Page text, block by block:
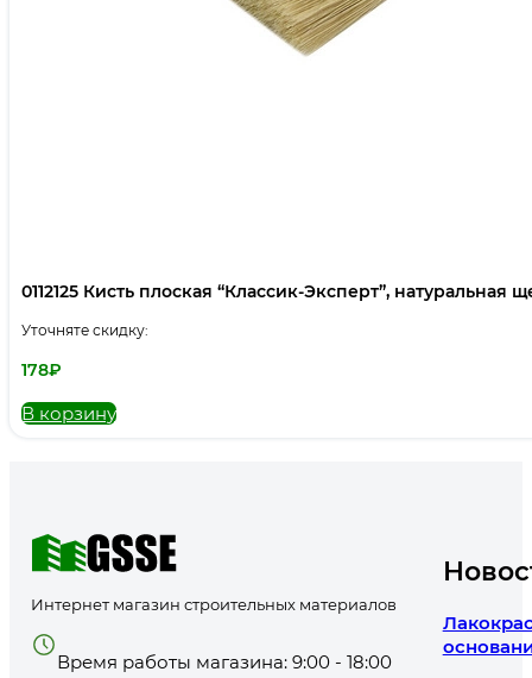
0112125 Кисть плоская “Классик-Эксперт”, натуральная
Уточняте скидку:
178₽
В корзину
Интернет магазин строительных материалов
Время работы магазина: 9:00 - 18:00